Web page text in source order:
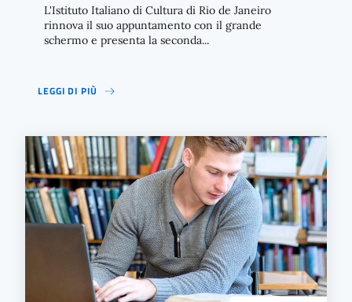
L'Istituto Italiano di Cultura di Rio de Janeiro
rinnova il suo appuntamento con il grande
schermo e presenta la seconda...
LEGGI DI PIÙ